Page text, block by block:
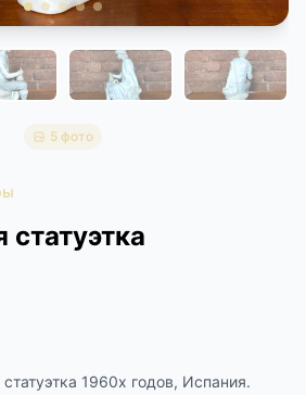
5 фото
статуэтка
1960х годов, Испания.